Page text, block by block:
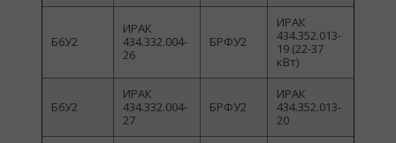
Б6У2
ИРАК
434.332.004-
26
БРФУ2
ИРАК
434.352.013-
19 (22-37
кВт)
Б6У2
ИРАК
434.332.004-
27
БРФУ2
ИРАК
434.352.013-
20